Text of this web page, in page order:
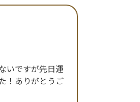
いですが先日運
！ありがとうご